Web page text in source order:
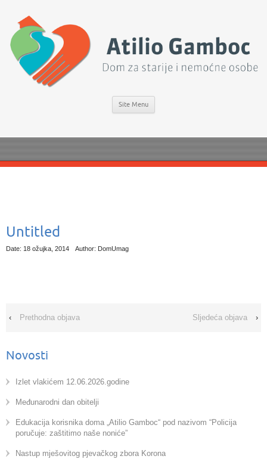
Site Menu
Untitled
Date: 18 ožujka, 2014 Author: DomUmag
‹ Prethodna objava Sljedeća objava ›
Novosti
Izlet vlakićem 12.06.2026.godine
Međunarodni dan obitelji
Edukacija korisnika doma „Atilio Gamboc“ pod nazivom “Policija
poručuje: zaštitimo naše noniće”
Nastup mješovitog pjevačkog zbora Korona